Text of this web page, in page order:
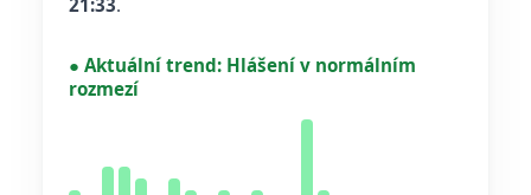
21:33.
● Aktuální trend: Hlášení v normálním
rozmezí